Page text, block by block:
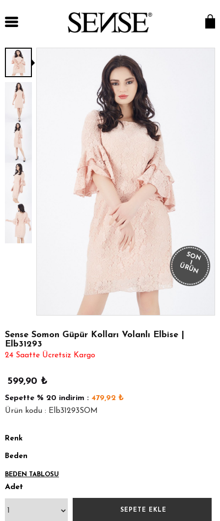
SON
1
ÜRÜN
Sense Somon Güpür Kolları Volanlı Elbise |
Elb31293
24 Saatte Ücretsiz Kargo
599,90 ₺
Sepette % 20 indirim : 479,92 ₺
Ürün kodu : Elb31293SOM
Renk
Beden
BEDEN TABLOSU
Adet